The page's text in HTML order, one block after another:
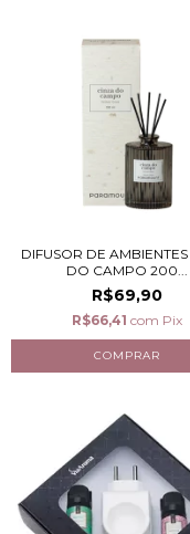
DIFUSOR DE
DO CAMPO 200...
R$69,90
R$66,41 com Pix